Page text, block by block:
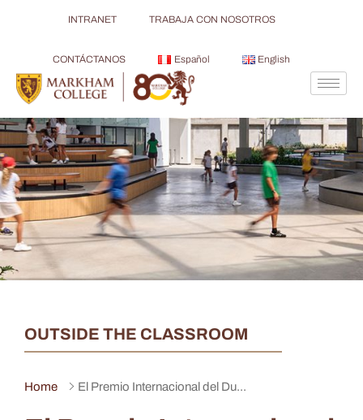
INTRANET TRABAJA CON NOSOTROS
CONTÁCTANOS Español English
OUTSIDE THE CLASSROOM
Home El Premio Internacional del Du...